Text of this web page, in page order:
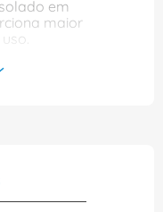
em
maior
se ajusta
e estilo no dia